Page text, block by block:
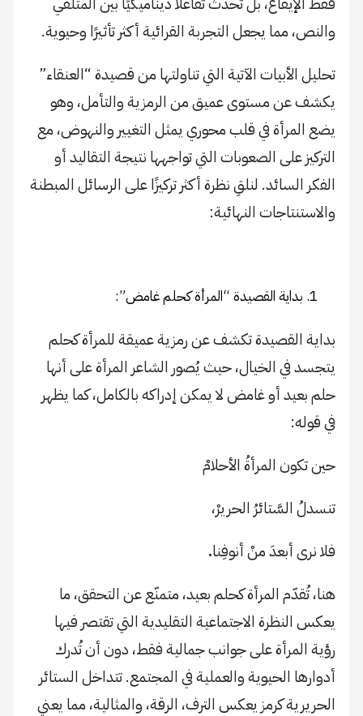
والنص، مما يجعل التجربة القرائية أكثر تأثيرًا وحيوية.
تحليل الأبيات الآتية التي تناولتها من قصيدة “العنقاء”
يكشف عن مستوى عميق من الرمزية والتأمل، وهو
يضع المرأة في قلب محوري يمثل التغيير والنهوض، مع
التركيز على الصعوبات التي تواجهها نتيجة التقاليد أو
الفكر السائد. لنلقِ نظرة أكثر تركيزًا على الرسائل المبطنة
والاستنتاجات النهائية:
بداية القصيدة “المرأة كحلم غامض”:
بداية القصيدة تكشف عن رمزية عميقة للمرأة كحلم
يتجسد في الخيال، حيث يُصور الشاعر المرأة على أنها
حلم بعيد أو غامض لا يمكن إدراكه بالكامل، كما يظهر
في قوله:
حين تكون المرأةُ الأحلامْ
تنسدلُ السَّتائرُ الحريرْ،
فلا نرى أبعدَ منْ أنوفِنا.
هنا، تُقدّم المرأة كحلم بعيد، متمنّع عن التحقق، ما
يعكس النظرة الاجتماعية التقليدية التي تقتصر فيها
رؤية المرأة على جوانب جمالية فقط، دون أن تُدرك
أدوارها الحيوية والعملية في المجتمع. تتداخل الستائر
الحريرية كرمز يعكس الترف، الرقة، والمثالية، مما يعني